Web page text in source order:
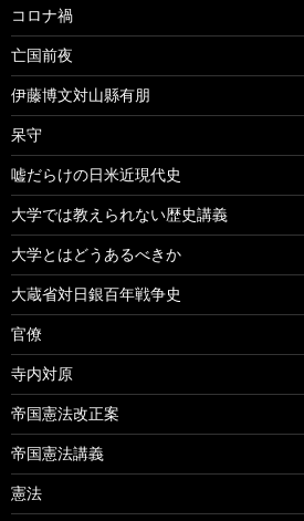
コロナ禍
亡国前夜
伊藤博文対山縣有朋
呆守
嘘だらけの日米近現代史
大学では教えられない歴史講義
大学とはどうあるべきか
大蔵省対日銀百年戦争史
官僚
寺内対原
帝国憲法改正案
帝国憲法講義
憲法